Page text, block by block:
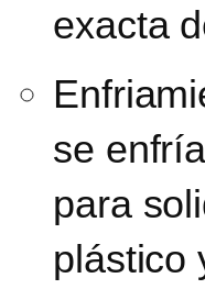
exacta
se
para
plástico